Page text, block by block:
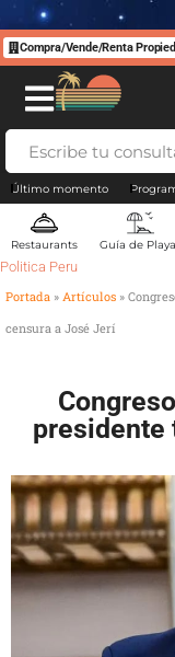
Compra/Vende/Renta
Último momento
Restaurants Guía de
Politica Peru
Portada » Artículos »
censura a José Jerí
presidente